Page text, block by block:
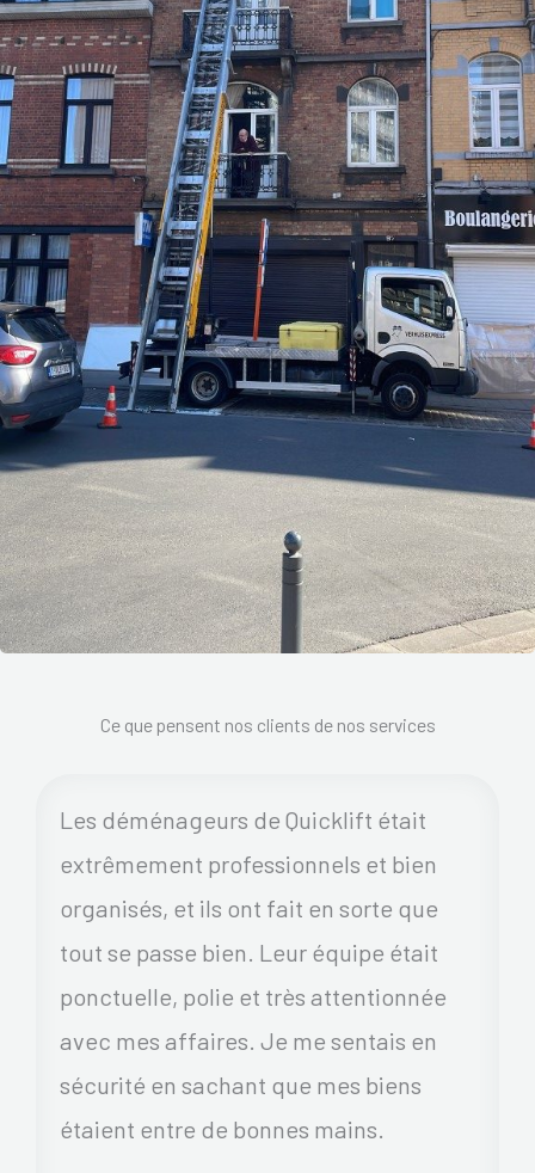
Ce que pensent nos clients de nos services
Les déménageurs de Quicklift était
extrêmement professionnels et bien
organisés, et ils ont fait en sorte que
tout se passe bien. Leur équipe était
ponctuelle, polie et très attentionnée
avec mes affaires. Je me sentais en
sécurité en sachant que mes biens
étaient entre de bonnes mains.